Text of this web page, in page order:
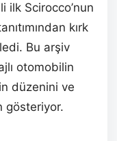
ilk Scirocco’nun
kırk
Bu arşiv
otomobilin
düzenini ve
gösteriyor.